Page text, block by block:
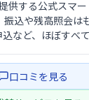
供する公式スマ
振込や残高照会は
など、ほぼすべ
口コミを見る